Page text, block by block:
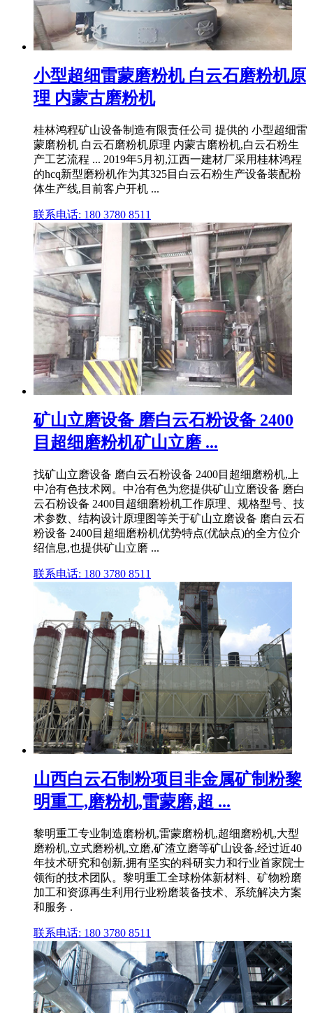
小型超细雷蒙磨粉机 白云石磨粉机原
理 内蒙古磨粉机
桂林鸿程矿山设备制造有限责任公司 提供的 小型超细雷
蒙磨粉机 白云石磨粉机原理 内蒙古磨粉机,白云石粉生
产工艺流程 ... 2019年5月初,江西一建材厂采用桂林鸿程
的hcq新型磨粉机作为其325目白云石粉生产设备装配粉
体生产线,目前客户开机 ...
联系电话: 180 3780 8511
矿山立磨设备 磨白云石粉设备 2400
目超细磨粉机矿山立磨 ...
找矿山立磨设备 磨白云石粉设备 2400目超细磨粉机,上
中冶有色技术网。中冶有色为您提供矿山立磨设备 磨白
云石粉设备 2400目超细磨粉机工作原理、规格型号、技
术参数、结构设计原理图等关于矿山立磨设备 磨白云石
粉设备 2400目超细磨粉机优势特点(优缺点)的全方位介
绍信息,也提供矿山立磨 ...
联系电话: 180 3780 8511
山西白云石制粉项目非金属矿制粉黎
明重工,磨粉机,雷蒙磨,超 ...
黎明重工专业制造磨粉机,雷蒙磨粉机,超细磨粉机,大型
磨粉机,立式磨粉机,立磨,矿渣立磨等矿山设备,经过近40
年技术研究和创新,拥有坚实的科研实力和行业首家院士
领衔的技术团队。黎明重工全球粉体新材料、矿物粉磨
加工和资源再生利用行业粉磨装备技术、系统解决方案
和服务 .
联系电话: 180 3780 8511